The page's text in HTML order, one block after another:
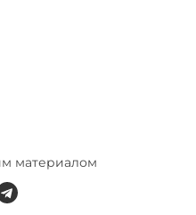
материалом